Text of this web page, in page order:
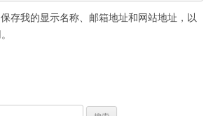
存我的显示名称、邮箱地址和网站地址，以